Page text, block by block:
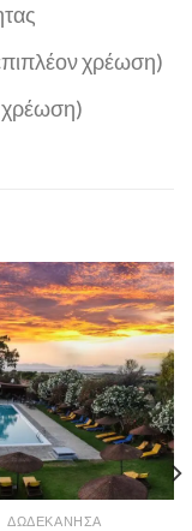
χρέωση)
χρέωση)
ΔΩΔΕΚΆΝΗΣΑ